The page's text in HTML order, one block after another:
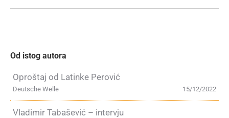
Od istog autora
Oproštaj od Latinke Perović
15/12/2022
Deutsche Welle
Vladimir Tabašević – intervju